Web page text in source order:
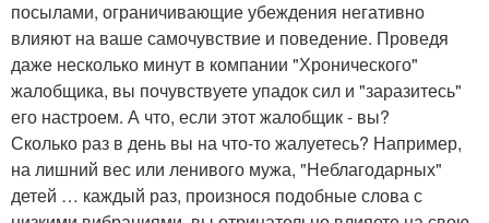
посылами, ограничивающие убеждения негативно
влияют на ваше самочувствие и поведение. Проведя
даже несколько минут в компании "Хронического"
жалобщика, вы почувствуете упадок сил и "заразитесь"
его настроем. А что, если этот жалобщик - вы?
Сколько раз в день вы на что-то жалуетесь? Например,
на лишний вес или ленивого мужа, "Неблагодарных"
детей … каждый раз, произнося подобные слова с